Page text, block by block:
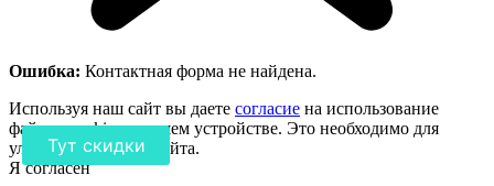
Тут скидки
Ошибка: Контактная форма не найдена.
Используя наш сайт вы даете согласие на использование
файлов cookie на вашем устройстве. Это необходимо для
улучшения работы сайта.
Я согласен